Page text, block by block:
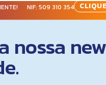
NIF: 509 310 354
nossa